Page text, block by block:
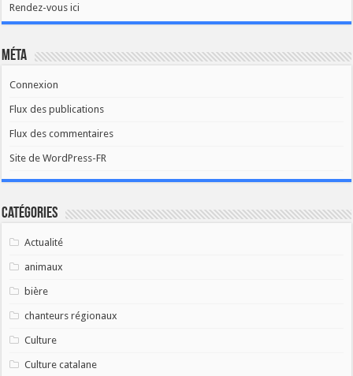
Rendez-vous ici
Méta
Connexion
Flux des publications
Flux des commentaires
Site de WordPress-FR
Catégories
Actualité
animaux
bière
chanteurs régionaux
Culture
Culture catalane